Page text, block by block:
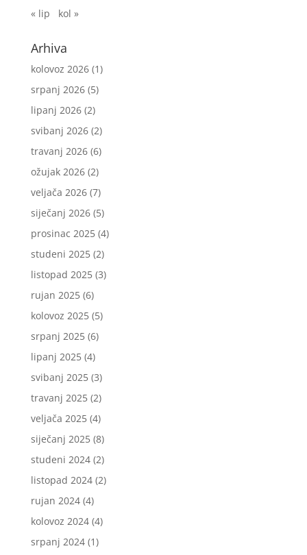
« lip
kol »
Arhiva
kolovoz 2026(1)
srpanj 2026(5)
lipanj 2026(2)
svibanj 2026(2)
travanj 2026(6)
ožujak 2026(2)
veljača 2026(7)
siječanj 2026(5)
prosinac 2025(4)
studeni 2025(2)
listopad 2025(3)
rujan 2025(6)
kolovoz 2025(5)
srpanj 2025(6)
lipanj 2025(4)
svibanj 2025(3)
travanj 2025(2)
veljača 2025(4)
siječanj 2025(8)
studeni 2024(2)
listopad 2024(2)
rujan 2024(4)
kolovoz 2024(4)
srpanj 2024(1)